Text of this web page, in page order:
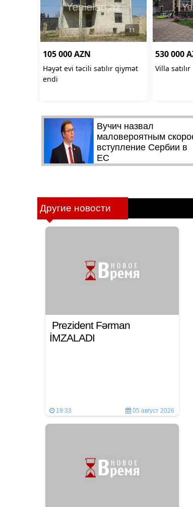
Другие новости
Prezident Fərman
İMZALADI
19:33 05 август 2026